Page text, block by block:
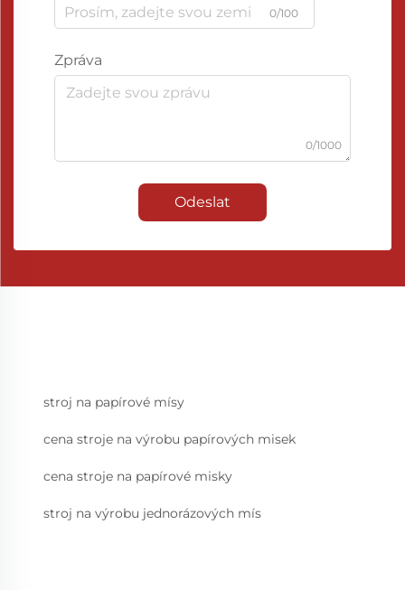
0/100
Zpráva
0/1000
Odeslat
stroj na papírové mísy
cena stroje na výrobu papírových misek
cena stroje na papírové misky
stroj na výrobu jednorázových mís